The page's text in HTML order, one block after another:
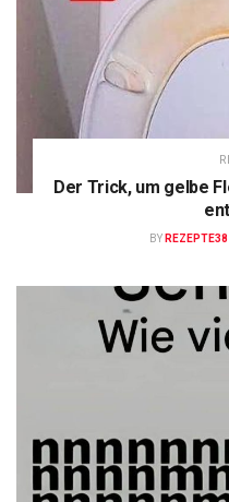
Der Trick, um gelbe
BY REZEPTE38